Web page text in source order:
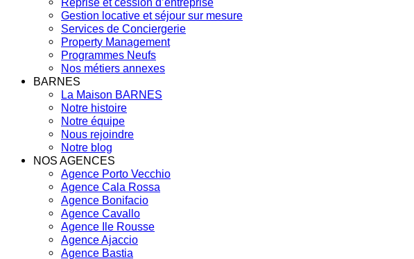
Reprise et cession d’entreprise
Gestion locative et séjour sur mesure
Services de Conciergerie
Property Management
Programmes Neufs
Nos métiers annexes
BARNES
La Maison BARNES
Notre histoire
Notre équipe
Nous rejoindre
Notre blog
NOS AGENCES
Agence Porto Vecchio
Agence Cala Rossa
Agence Bonifacio
Agence Cavallo
Agence Ile Rousse
Agence Ajaccio
Agence Bastia